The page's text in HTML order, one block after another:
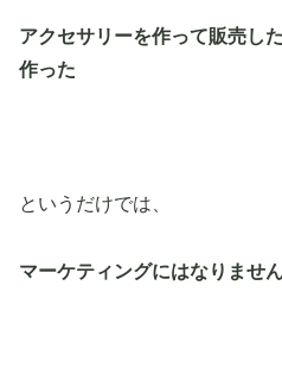
アクセサリーを作って販売し
作った
というだけでは、
マーケティングにはなりません